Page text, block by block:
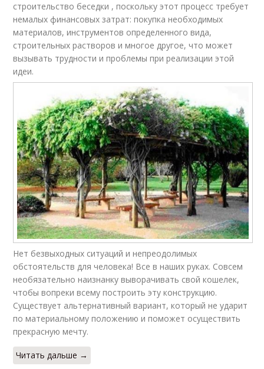
строительство беседки , поскольку этот процесс требует
немалых финансовых затрат: покупка необходимых
материалов, инструментов определенного вида,
строительных растворов и многое другое, что может
вызывать трудности и проблемы при реализации этой
идеи.
Нет безвыходных ситуаций и непреодолимых
обстоятельств для человека! Все в наших руках. Совсем
необязательно наизнанку выворачивать свой кошелек,
чтобы вопреки всему построить эту конструкцию.
Существует альтернативный вариант, который не ударит
по материальному положению и поможет осуществить
прекрасную мечту.
Читать дальше →